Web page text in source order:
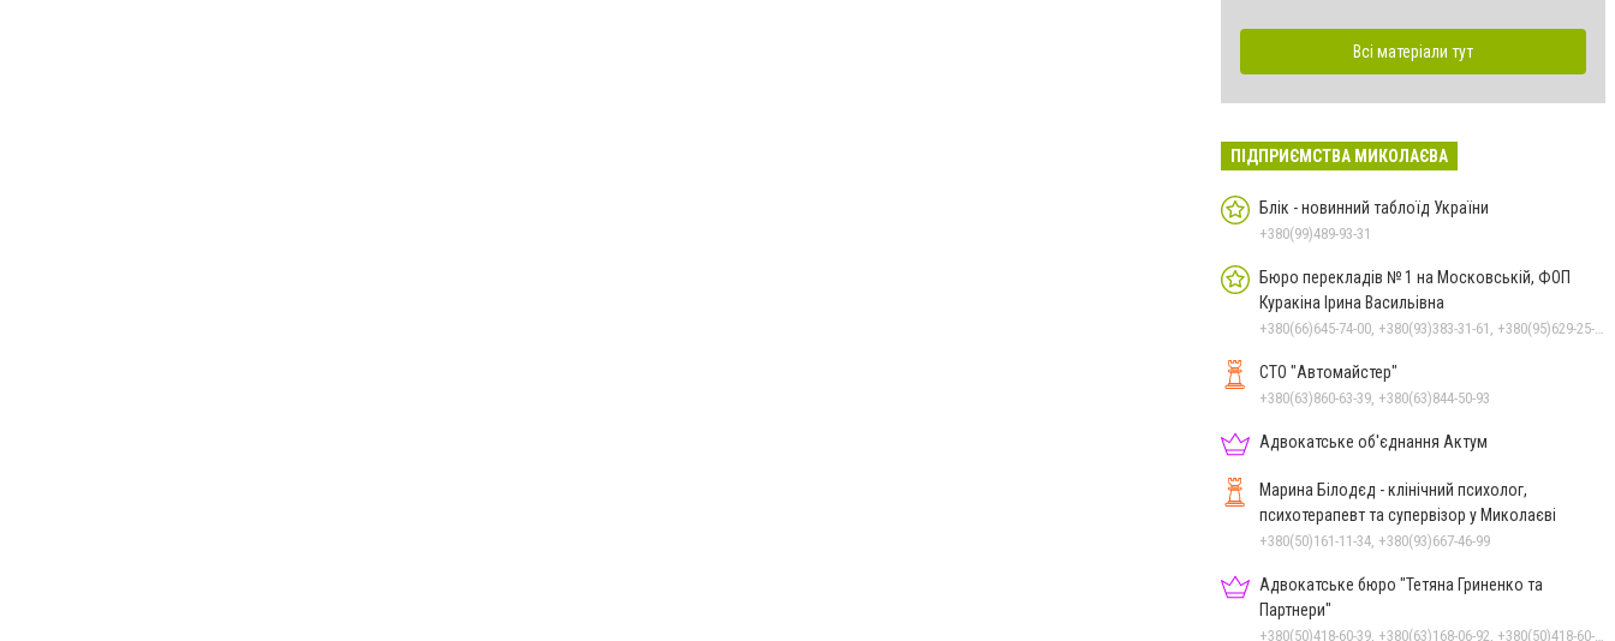
Всі матеріали тут
ПІДПРИЄМСТВА МИКОЛАЄВА
Блік - новинний таблоїд України
+380(99)489-93-31
Бюро перекладів № 1 на Московській, ФОП
Куракіна Ірина Васильівна
СТО "Автомайстер"
+380(63)860-63-39, +380(63)844-50-93
Адвокатське об'єднання Актум
Марина Білодєд - клінічний психолог,
психотерапевт та супервізор у Миколаєві
+380(50)161-11-34, +380(93)667-46-99
Адвокатське бюро "Тетяна Гриненко та
Партнери"